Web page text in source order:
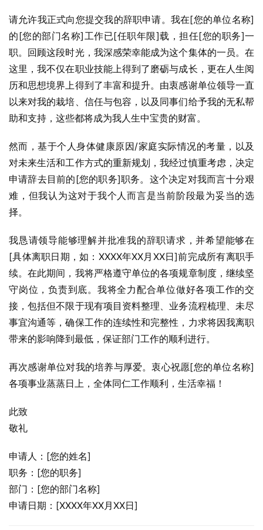
请允许我正式向您提交我的辞职申请。我在[您的单位名称]
的[您的部门名称]工作已[任职年限]载，担任[您的职务]一
职。回顾这段时光，我深感荣幸能成为这个集体的一员。在
这里，我不仅在职业技能上得到了磨砺与成长，更在人生阅
历和思想境界上得到了丰富和提升。由衷感谢单位领导一直
以来对我的栽培、信任与包容，以及同事们给予我的无私帮
助和支持，这些都将成为我人生中宝贵的财富。
然而，基于个人身体健康原因/家庭实际情况的考量，以及
对未来生活和工作方式的重新规划，我经过慎重考虑，决定
申请辞去目前的[您的职务]职务。这个决定对我而言十分艰
难，但我认为这对于我个人而言是当前阶段最为妥当的选
择。
我恳请领导能够理解并批准我的辞职请求，并希望能够在
[具体离职日期，如：XXXX年XX月XX日]前完成所有离职手
续。在此期间，我将严格遵守单位的各项规章制度，继续坚
守岗位，负责到底。我将全力配合单位做好各项工作的交
接，包括但不限于现有项目资料整理、业务流程梳理、未尽
事宜沟通等，确保工作的连续性和完整性，力求将因我离职
带来的影响降到最低，保证部门工作的顺利进行。
再次感谢单位对我的培养与厚爱。衷心祝愿[您的单位名称]
各项事业蒸蒸日上，全体同仁工作顺利，生活幸福！
此致
敬礼
申请人：[您的姓名]
职务：[您的职务]
部门：[您的部门名称]
申请日期：[XXXX年XX月XX日]